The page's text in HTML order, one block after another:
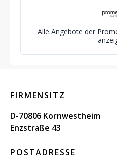
Alle Angebote der
FIRMENSITZ
D-70806 Kornwestheim
Enzstraße 43
POSTADRESSE